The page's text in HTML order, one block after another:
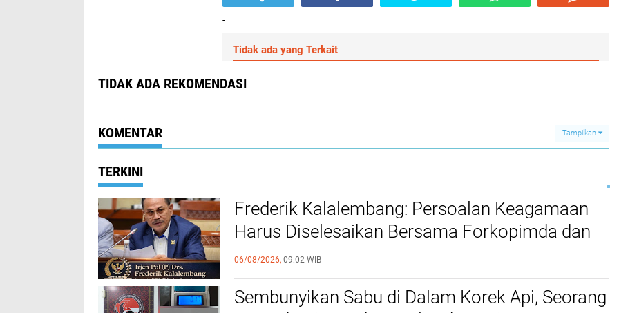
-
Tidak ada yang Terkait
TIDAK ADA REKOMENDASI
KOMENTAR Tampilkan
TERKINI
Frederik Kalalembang: Persoalan Keagamaan
Harus Diselesaikan Bersama Forkopimda dan
FKUB
06/08/2026, 09:02 WIB
Sembunyikan Sabu di Dalam Korek Api, Seorang